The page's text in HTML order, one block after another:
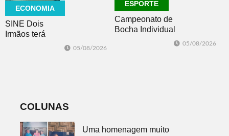
ECONOMIA
SINE Dois
Irmãos terá
05/08/2026
ESPORTE
Campeonato de
Bocha Individual
05/08/2026
COLUNAS
Uma homenagem muito